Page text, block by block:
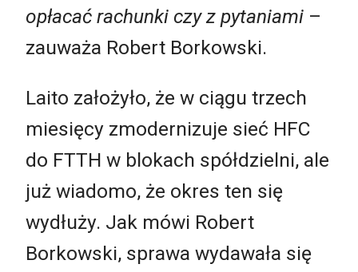
opłacać rachunki czy z pytaniami –
zauważa Robert Borkowski.
Laito założyło, że w ciągu trzech
miesięcy zmodernizuje sieć HFC
do FTTH w blokach spółdzielni, ale
już wiadomo, że okres ten się
wydłuży. Jak mówi Robert
Borkowski, sprawa wydawała się